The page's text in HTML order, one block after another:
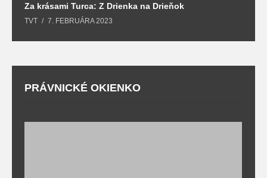
Za krásami Turca: Z Drienka na Drieňok
TVT 7. FEBRUÁRA 2023
PRÁVNICKÉ OKIENKO